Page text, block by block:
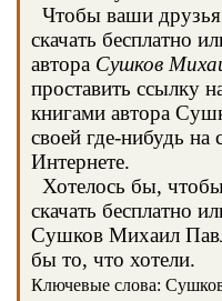
Чтобы ваши
скачать бесплатно
автора Сушков
проставить ссылку
книгами автора
своей где-нибудь на
Интернете.
Хотелось бы,
скачать бесплатно
Сушков Михаил
бы то, что хотели.
Ключевые слова: